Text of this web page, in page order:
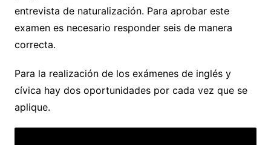
entrevista de naturalización. Para aprobar este
examen es necesario responder seis de manera
correcta.
Para la realización de los exámenes de inglés y
cívica hay dos oportunidades por cada vez que se
aplique.